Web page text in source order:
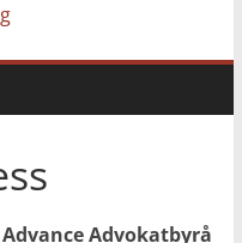
Advokatbyrå